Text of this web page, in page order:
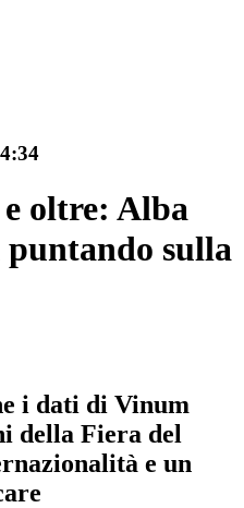
oltre: Alba
sulla
i dati di Vinum
della Fiera del
e un